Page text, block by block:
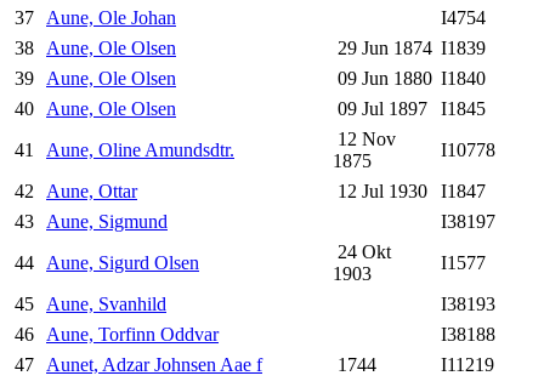
37 Aune, Ole Johan
I4754
38 Aune, Ole Olsen 29 Jun 1874 I1839
39 Aune, Ole Olsen 09 Jun 1880 I1840
40 Aune, Ole Olsen 09 Jul 1897
I1845
41
Aune, Oline Amundsdtr.
12 Nov
1875
I10778
42 Aune, Ottar 12 Jul 1930
I1847
43 Aune, Sigmund
I38197
44 Aune, Sigurd Olsen
24 Okt
1903
I1577
45 Aune, Svanhild
I38193
46 Aune, Torfinn Oddvar
I38188
47 Aunet, Adzar Johnsen Aae f 1744
I11219